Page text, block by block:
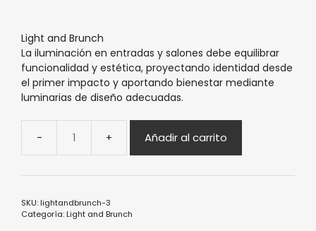
Light and Brunch
La iluminación en entradas y salones debe equilibrar
funcionalidad y estética, proyectando identidad desde
el primer impacto y aportando bienestar mediante
luminarias de diseño adecuadas.
Añadir al carrito
SKU:lightandbrunch-3
Categoría:Light and Brunch